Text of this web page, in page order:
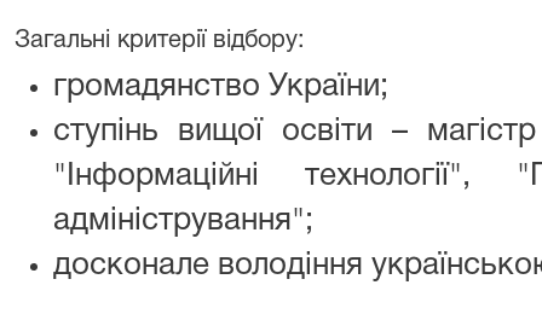
Загальні критерії відбору:
громадянство України;
ступінь вищої освіти –
"Інформаційні
адміністрування";
досконале володіння